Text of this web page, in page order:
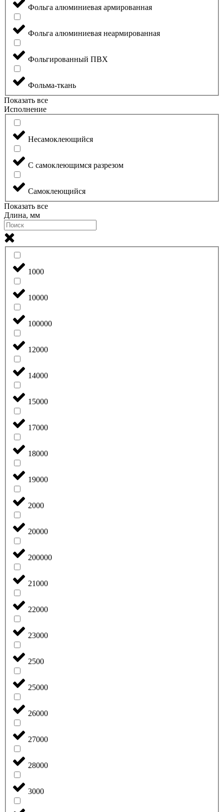
Фольга алюминиевая армированная
Фольга алюминиевая неармированная
Фольгированный ПВХ
Фольма-ткань
Показать все
Исполнение
Несамоклеющийся
С самоклеющимся разрезом
Самоклеющийся
Показать все
Длина, мм
1000
10000
100000
12000
14000
15000
17000
18000
19000
2000
20000
200000
21000
22000
23000
2500
25000
26000
27000
28000
3000